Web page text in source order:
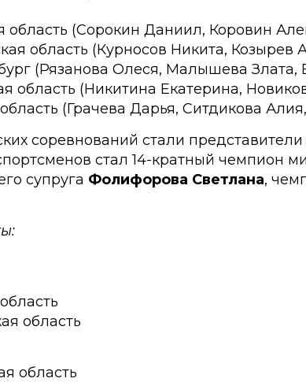
область (Сорокин Даниил, Коровин
область (Курносов Никита, Козырев
(Рязанова Олеся, Малышева Злата,
область (Никитина Екатерина,
(Грачева Дарья, Ситдикова
соревнований стали
стал 14-кратный чемпион
супруга Фолифорова Светлана,
область
область